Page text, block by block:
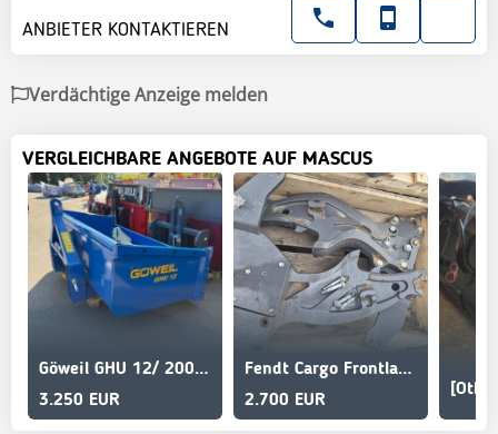
ANBIETER KONTAKTIEREN
Verdächtige Anzeige melden
VERGLEICHBARE ANGEBOTE AUF MASCUS
Göweil GHU 12/ 200, 220 , 235
3.250 EUR
Fendt Cargo Frontlader-Konsole
2.700 EUR